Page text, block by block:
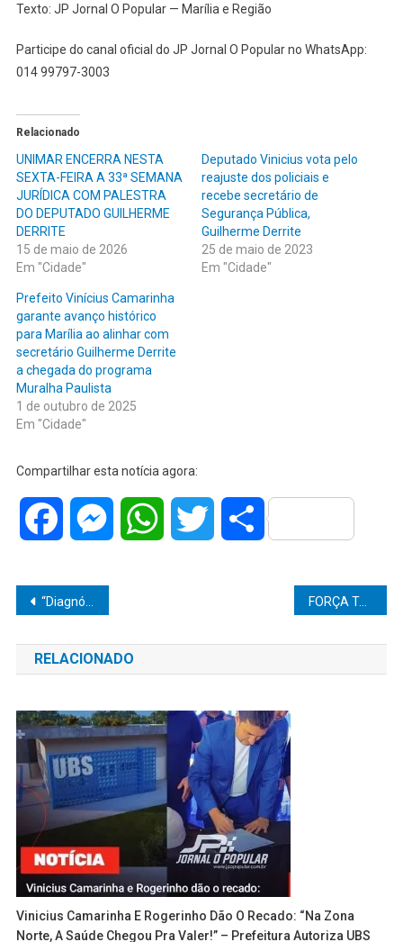
Texto: JP Jornal O Popular — Marília e Região
Participe do canal oficial do JP Jornal O Popular no WhatsApp:
014 99797-3003
Relacionado
UNIMAR ENCERRA NESTA
SEXTA-FEIRA A 33ª SEMANA
JURÍDICA COM PALESTRA
DO DEPUTADO GUILHERME
DERRITE
15 de maio de 2026
Em "Cidade"
Deputado Vinicius vota pelo
reajuste dos policiais e
recebe secretário de
Segurança Pública,
Guilherme Derrite
25 de maio de 2023
Em "Cidade"
Prefeito Vinícius Camarinha
garante avanço histórico
para Marília ao alinhar com
secretário Guilherme Derrite
a chegada do programa
Muralha Paulista
1 de outubro de 2025
Em "Cidade"
Compartilhar esta notícia agora:
Facebook MessengerWhatsAppTwitter Share
Navegação
de
Post
“Diagnóstico precoce é a chave para mudar vidas”, afirma Vânia Ramos ao JP JORNAL O POPULAR sobre projeto que fortalece cuidado com crianças em Marília FORÇA TÁTICA PRENDE SUSPEITO POR TENTATIVA DE FURTO E ESCLARECE CRIMES EM COMÉRCIO DE MARÍLIA
RELACIONADO
Vinicius Camarinha E Rogerinho Dão O Recado: “Na Zona
Norte, A Saúde Chegou Pra Valer!” – Prefeitura Autoriza UBS